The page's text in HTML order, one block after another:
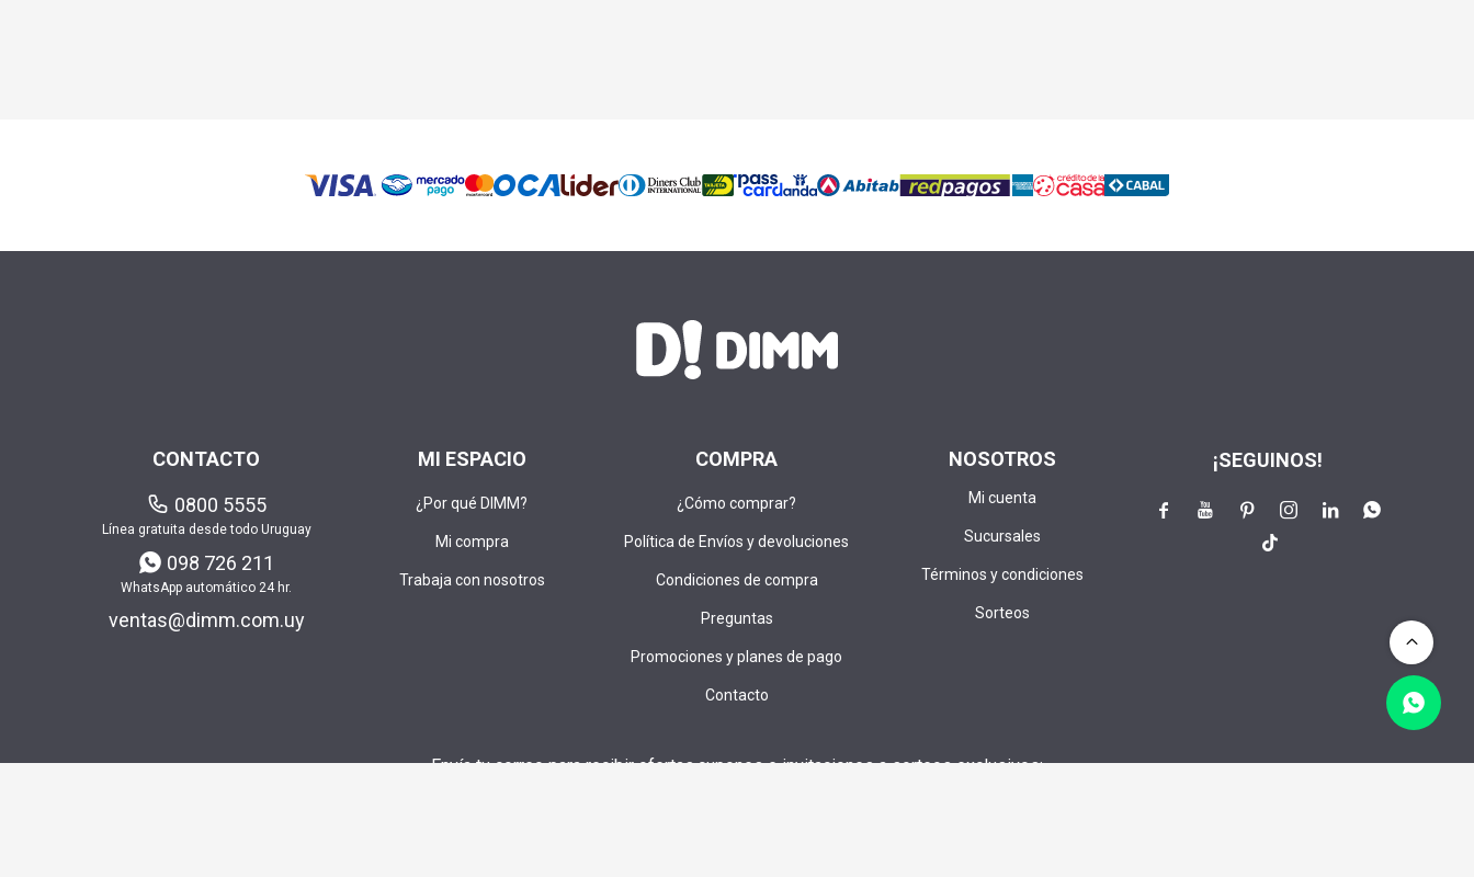
MI ESPACIO
¿Por qué DIMM?
Mi compra
Trabaja con nosotros
COMPRA
¿Cómo comprar?
Política de Envíos y devoluciones
Condiciones de compra
Preguntas
Promociones y planes de pago
Contacto
NOSOTROS
Mi cuenta
Sucursales
Términos y condiciones
Sorteos
CONTACTO
0800 5555
Línea gratuita desde todo Uruguay
098 726 211
WhatsApp automático 24 hr.
ventas@dimm.com.uy
Envía tu correo para recibir ofertas,cupones e invitaciones a sorteos exclusivos:
¡SEGUINOS!
    

